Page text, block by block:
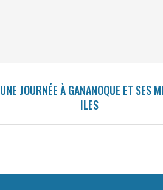
UNE JOURNÉE À GANANOQUE ET SES
ILES